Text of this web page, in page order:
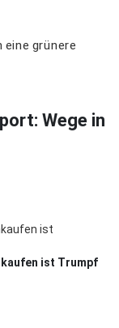
Wege in
ist Trumpf